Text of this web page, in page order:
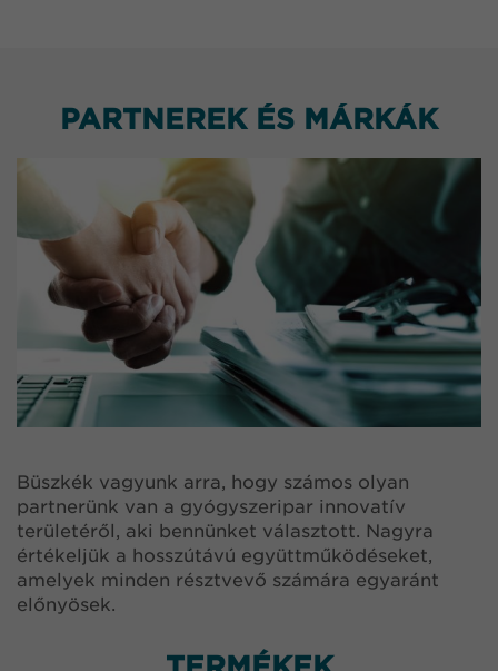
PARTNEREK ÉS MÁRKÁK
Büszkék vagyunk arra, hogy számos olyan
partnerünk van a gyógyszeripar innovatív
területéről, aki bennünket választott. Nagyra
értékeljük a hosszútávú együttműködéseket,
amelyek minden résztvevő számára egyaránt
előnyösek.